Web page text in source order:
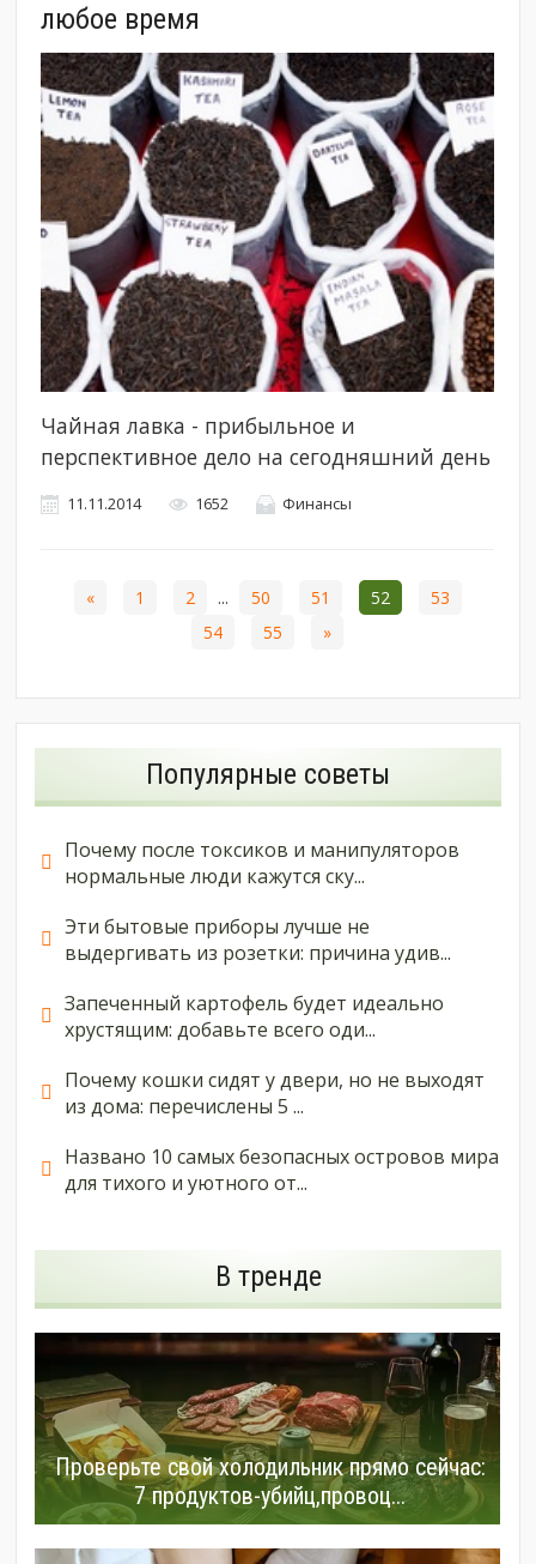
любое время
Чайная лавка - прибыльное и
перспективное дело на сегодняшний день
11.11.2014 1652 Финансы
« 1 2 ... 50 51 52
53
54
55 »
Популярные советы
Почему после токсиков и манипуляторов
нормальные люди кажутся ску...
Эти бытовые приборы лучше не
выдергивать из розетки: причина удив...
Запеченный картофель будет идеально
хрустящим: добавьте всего оди...
Почему кошки сидят у двери, но не выходят
из дома: перечислены 5 ...
Названо 10 самых безопасных островов мира
для тихого и уютного от...
В тренде
Проверьте свой холодильник прямо сейчас:
7 продуктов-убийц,провоц...